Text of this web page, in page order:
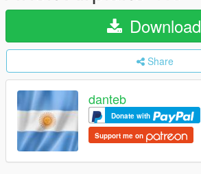
Download
Share
danteb
Donate with
Support me on